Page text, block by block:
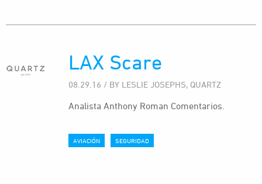
LAX Scare
08.29.16 / BY LESLIE JOSEPHS, QUARTZ
Analista Anthony Roman Comentarios.
AVIACIÓN SEGURIDAD